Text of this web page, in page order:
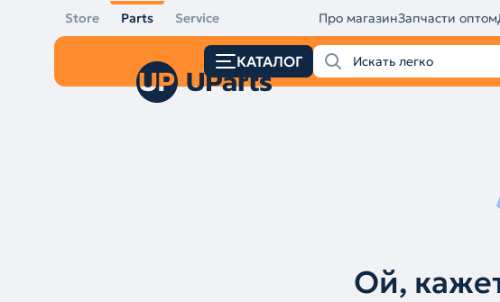
Store Parts Service Про магазинЗапчасти оптом
КАТАЛОГ
Ой,